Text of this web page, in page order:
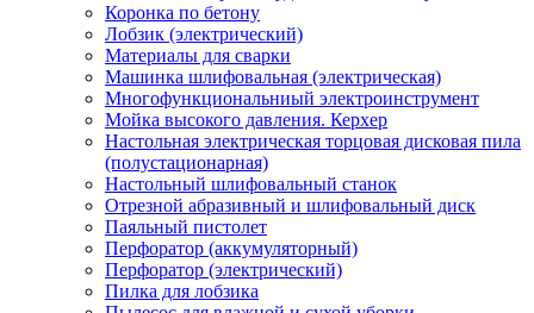
Коронка по бетону
Лобзик (электрический)
Материалы для сварки
Машинка шлифовальная (электрическая)
Многофункциональниый электроинструмент
Мойка высокого давления. Керхер
Настольная электрическая торцовая дисковая пила
(полустационарная)
Настольный шлифовальный станок
Отрезной абразивный и шлифовальный диск
Паяльный пистолет
Перфоратор (аккумуляторный)
Перфоратор (электрический)
Пилка для лобзика